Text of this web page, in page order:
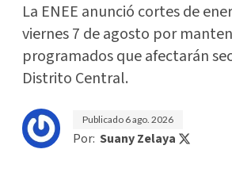
La ENEE anunció cortes de
viernes 7 de agosto por
programados que afectarán
Distrito Central.
Publicado 6 ago. 2026
Por: Suany Zelaya